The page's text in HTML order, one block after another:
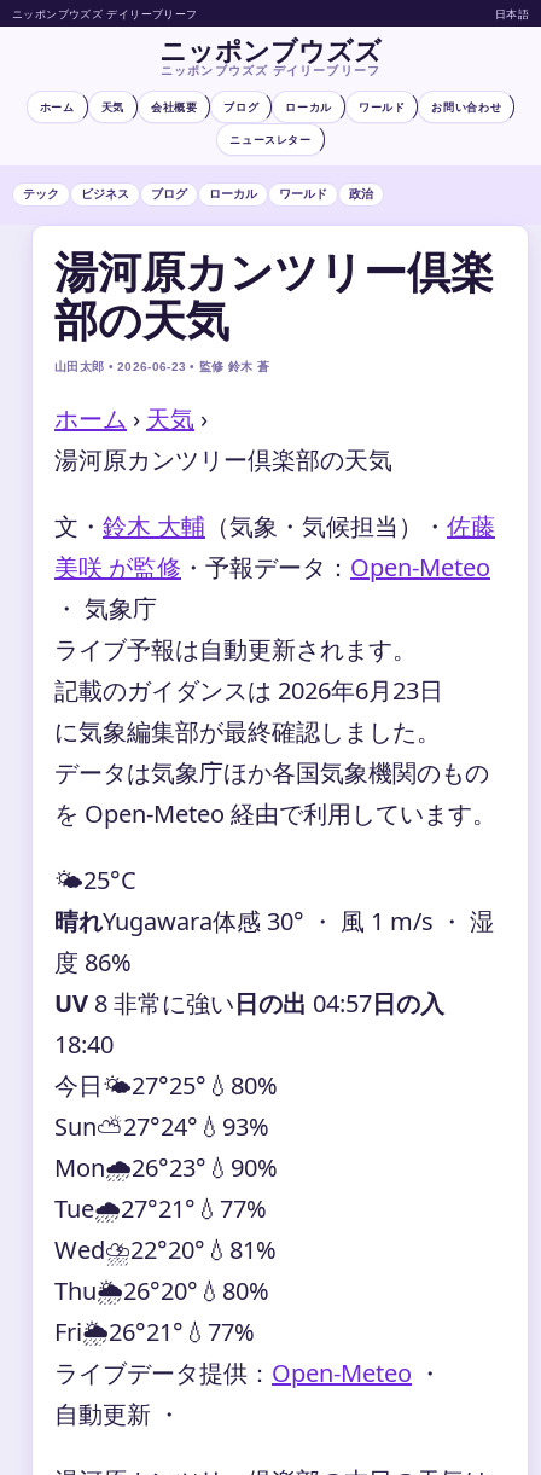
ニッポンブウズズ デイリーブリーフ 日本語
ニッポンブウズズ
ニッポンブウズズ デイリーブリーフ
ホーム 天気 会社概要 ブログ ローカル ワールド お問い合わせ
ニュースレター
テック ビジネス ブログ ローカル ワールド 政治
湯河原カンツリー倶楽
部の天気
山田太郎 • 2026-06-23 • 監修 鈴木 蒼
ホーム › 天気 ›
湯河原カンツリー倶楽部の天気
文・ 鈴木 大輔 （気象・気候担当） ・ 佐藤
美咲 が監修 ・ 予報データ： Open-Meteo
・ 気象庁
ライブ予報は自動更新されます。
記載のガイダンスは 2026年6月23日
に気象編集部が最終確認しました。
データは気象庁ほか各国気象機関のもの
を Open-Meteo 経由で利用しています。
🌤️25°C
晴れYugawara体感 30° ・ 風 1 m/s ・ 湿
度 86%
UV 8 非常に強い日の出 04:57日の入
18:40
今日🌤️27°25° 💧80%
Sun⛅27°24° 💧93%
Mon🌧️26°23° 💧90%
Tue🌧️27°21° 💧77%
Wed⛈️22°20° 💧81%
Thu🌦️26°20° 💧80%
Fri🌦️26°21° 💧77%
ライブデータ提供： Open-Meteo ・
自動更新 ・